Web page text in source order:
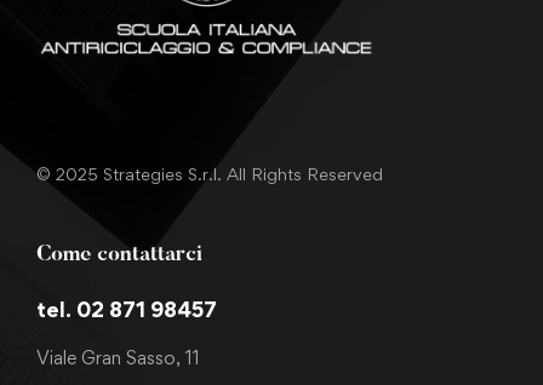
© 2025 Strategies S.r.l. All Rights Reserved
Come contattarci
tel. 02 871 98457
Viale Gran Sasso, 11